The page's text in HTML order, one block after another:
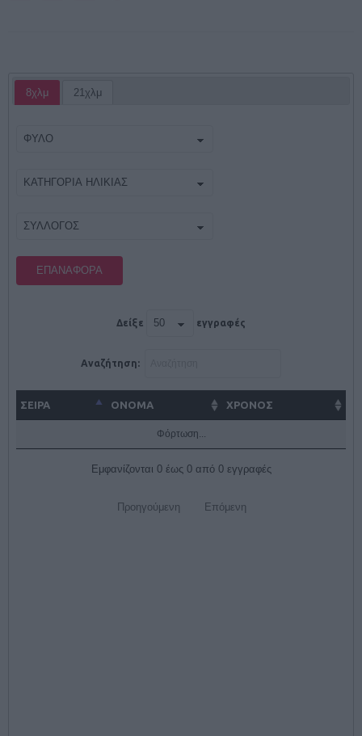
8χλμ 21χλμ
ΕΠΑΝΑΦΟΡΆ
Δείξε εγγραφές
Αναζήτηση:
ΣΕΙΡΑ ΌΝΟΜΑ ΧΡΟΝΟΣ
Φόρτωση...
Εμφανίζονται 0 έως 0 από 0 εγγραφές
Προηγούμενη Επόμενη